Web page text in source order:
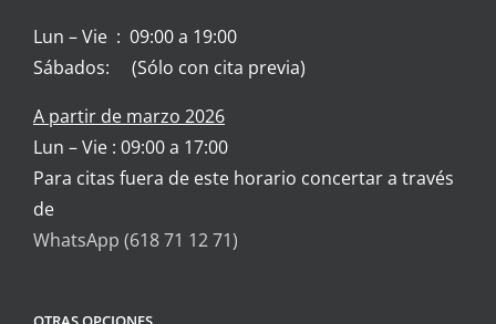
Lun – Vie : 09:00 a 19:00
Sábados: (Sólo con cita previa)
A partir de marzo 2026
Lun – Vie : 09:00 a 17:00
Para citas fuera de este horario concertar a través
de
WhatsApp (618 71 12 71)